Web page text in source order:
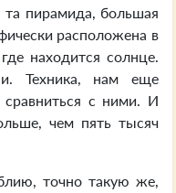
пирамида, большая
расположена в
находится солнце.
Техника, нам еще
с ними. И
чем пять тысяч
точно такую же,